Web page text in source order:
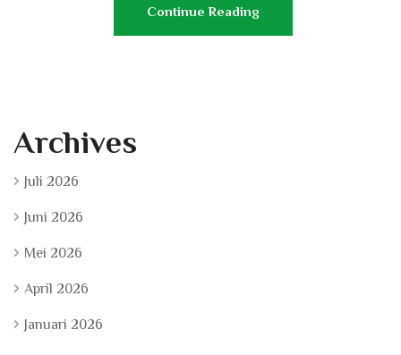
Continue Reading
Archives
Juli 2026
Juni 2026
Mei 2026
April 2026
Januari 2026